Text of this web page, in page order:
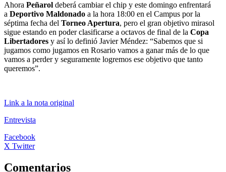
Ahora Peñarol deberá cambiar el chip y este domingo enfrentará
a Deportivo Maldonado a la hora 18:00 en el Campus por la
séptima fecha del Torneo Apertura, pero el gran objetivo mirasol
sigue estando en poder clasificarse a octavos de final de la Copa
Libertadores y así lo definió Javier Méndez: “Sabemos que si
jugamos como jugamos en Rosario vamos a ganar más de lo que
vamos a perder y seguramente logremos ese objetivo que tanto
queremos”.
Link a la nota original
Entrevista
Facebook
X Twitter
Comentarios